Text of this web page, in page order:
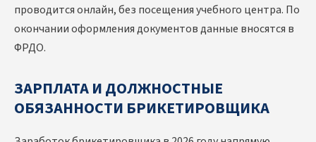
проводится онлайн, без посещения учебного центра. По
окончании оформления документов данные вносятся в
ФРДО.
ЗАРПЛАТА И ДОЛЖНОСТНЫЕ
ОБЯЗАННОСТИ БРИКЕТИРОВЩИКА